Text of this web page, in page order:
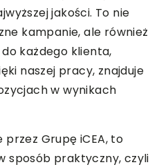
jakości. To nie
kampanie, ale również
każdego klienta,
naszej pracy, znajduje
w wynikach
przez Grupę iCEA, to
sposób praktyczny, czyli